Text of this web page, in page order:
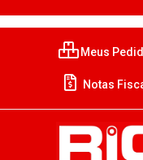
Meus
Notas